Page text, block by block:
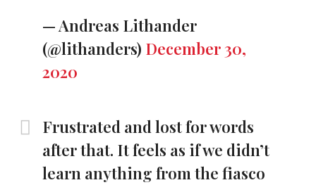
— Andreas Lithander
(@lithanders) December 30,
2020
Frustrated and lost for words
after that. It feels as if we didn’t
learn anything from the fiasco